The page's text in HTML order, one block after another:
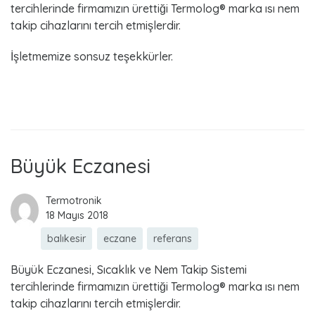
tercihlerinde firmamızın ürettiği Termolog® marka ısı nem
takip cihazlarını tercih etmişlerdir.
İşletmemize sonsuz teşekkürler.
Büyük Eczanesi
Termotronik
18 Mayıs 2018
balıkesir
eczane referans
Büyük Eczanesi, Sıcaklık ve Nem Takip Sistemi
tercihlerinde firmamızın ürettiği Termolog® marka ısı nem
takip cihazlarını tercih etmişlerdir.